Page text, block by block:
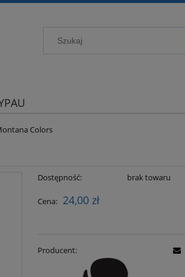
Colors
Dostępność: brak towaru
Cena: 24,00 zł
Producent: